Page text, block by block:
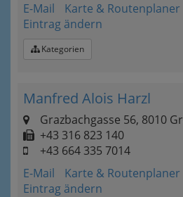
E-Mail
Karte & Routenplaner
Eintrag ändern
Kategorien
Manfred Alois Harzl
Grazbachgasse 56, 8010
+43 316 823 140
+43 664 335 7014
E-Mail
Karte & Routenplaner
Eintrag ändern